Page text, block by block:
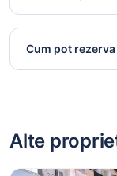
Cum pot
Alte